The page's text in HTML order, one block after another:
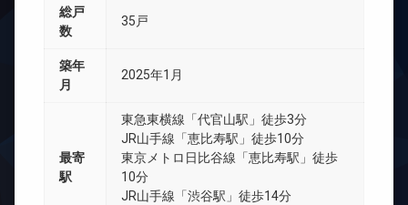
総戸
数
35戸
築年
月
2025年1月
最寄
駅
東急東横線「代官山駅」徒歩3分
JR山手線「恵比寿駅」徒歩10分
東京メトロ日比谷線「恵比寿駅」徒歩
10分
JR山手線「渋谷駅」徒歩14分